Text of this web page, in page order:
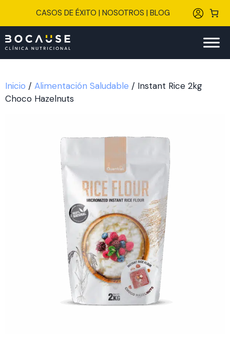
CASOS DE ÉXITO | NOSOTROS | BLOG
Inicio / Alimentación Saludable / Instant Rice 2kg
Choco Hazelnuts